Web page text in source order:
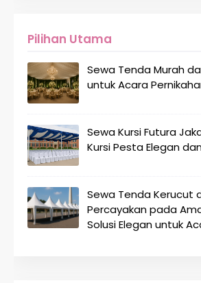
Pilihan Utama
Sewa Tenda Murah
untuk Acara
Sewa Kursi Futura
Kursi Pesta Elegan
Sewa Tenda Kerucut
Percayakan pada
Solusi Elegan untuk